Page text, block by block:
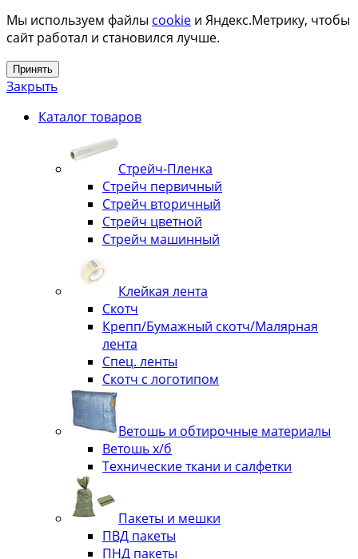
Мы используем файлы cookie и Яндекс.Метрику, чтобы
сайт работал и становился лучше.
Принять
Закрыть
Каталог товаров
Стрейч-Пленка
Стрейч первичный
Стрейч вторичный
Стрейч цветной
Стрейч машинный
Клейкая лента
Скотч
Крепп/Бумажный скотч/Малярная
лента
Спец. ленты
Скотч с логотипом
Ветошь и обтирочные материалы
Ветошь х/б
Технические ткани и салфетки
Пакеты и мешки
ПВД пакеты
ПНД пакеты